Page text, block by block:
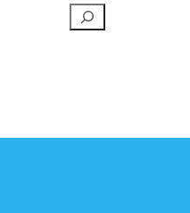
Pesquisar